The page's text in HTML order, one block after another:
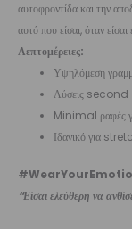
αυτοφροντίδα και την
αυτό που είσαι, όταν είσαι
Λεπτομέρειες:
Υψηλόμεση
Λύσεις
Minimal ραφές
Ιδανικό για
“Είσαι ελεύθερη να